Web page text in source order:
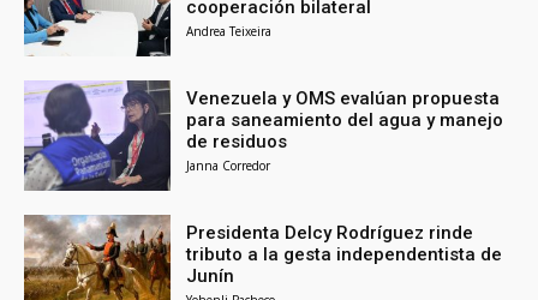
cooperación bilateral
Andrea Teixeira
Venezuela y OMS evalúan propuesta
para saneamiento del agua y manejo
de residuos
Janna Corredor
Presidenta Delcy Rodríguez rinde
tributo a la gesta independentista de
Junín